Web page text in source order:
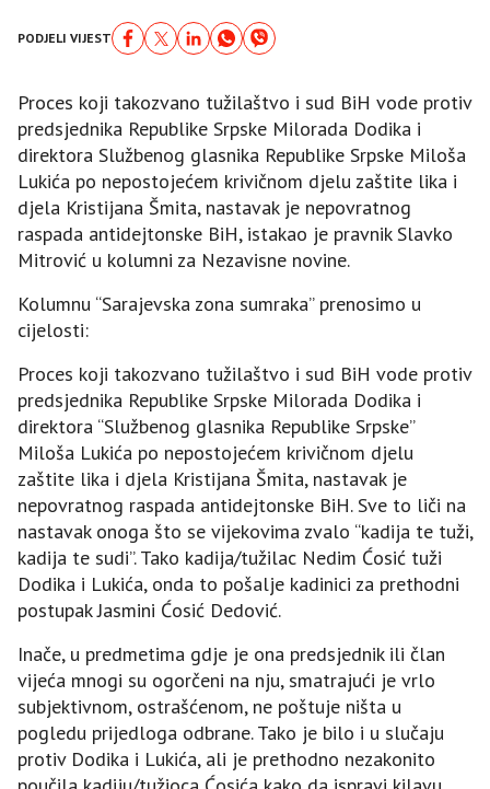
PODJELI VIJEST
Proces koji takozvano tužilaštvo i sud BiH vode protiv
predsjednika Republike Srpske Milorada Dodika i
direktora Službenog glasnika Republike Srpske Miloša
Lukića po nepostojećem krivičnom djelu zaštite lika i
djela Kristijana Šmita, nastavak je nepovratnog
raspada antidejtonske BiH, istakao je pravnik Slavko
Mitrović u kolumni za Nezavisne novine.
Kolumnu “Sarajevska zona sumraka” prenosimo u
cijelosti:
Proces koji takozvano tužilaštvo i sud BiH vode protiv
predsjednika Republike Srpske Milorada Dodika i
direktora “Službenog glasnika Republike Srpske”
Miloša Lukića po nepostojećem krivičnom djelu
zaštite lika i djela Kristijana Šmita, nastavak je
nepovratnog raspada antidejtonske BiH. Sve to liči na
nastavak onoga što se vijekovima zvalo “kadija te tuži,
kadija te sudi”. Tako kadija/tužilac Nedim Ćosić tuži
Dodika i Lukića, onda to pošalje kadinici za prethodni
postupak Јasmini Ćosić Dedović.
Inače, u predmetima gdje je ona predsjednik ili član
vijeća mnogi su ogorčeni na nju, smatrajući je vrlo
subjektivnom, ostrašćenom, ne poštuje ništa u
pogledu prijedloga odbrane. Tako je bilo i u slučaju
protiv Dodika i Lukića, ali je prethodno nezakonito